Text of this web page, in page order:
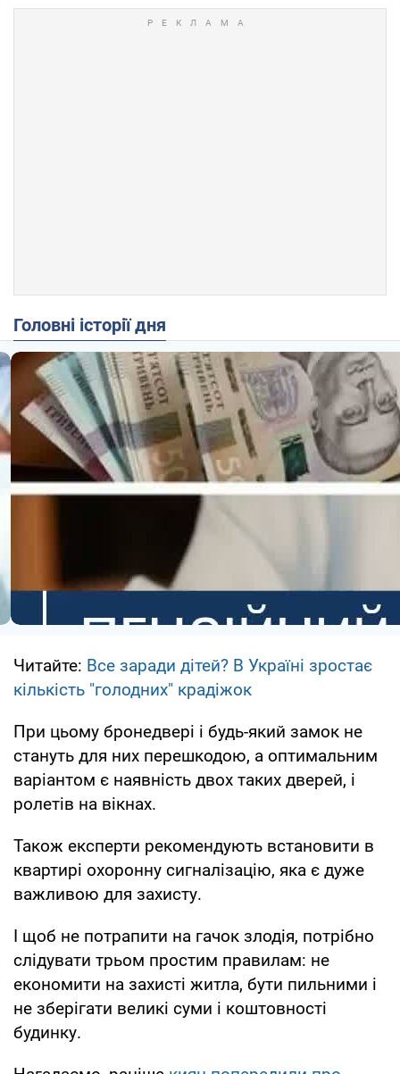
Головні історії дня
Читайте: Все заради дітей? В Україні зростає
кількість "голодних" крадіжок
При цьому бронедвері і будь-який замок не
стануть для них перешкодою, а оптимальним
варіантом є наявність двох таких дверей, і
ролетів на вікнах.
Також експерти рекомендують встановити в
квартирі охоронну сигналізацію, яка є дуже
важливою для захисту.
І щоб не потрапити на гачок злодія, потрібно
слідувати трьом простим правилам: не
економити на захисті житла, бути пильними і
не зберігати великі суми і коштовності
будинку.